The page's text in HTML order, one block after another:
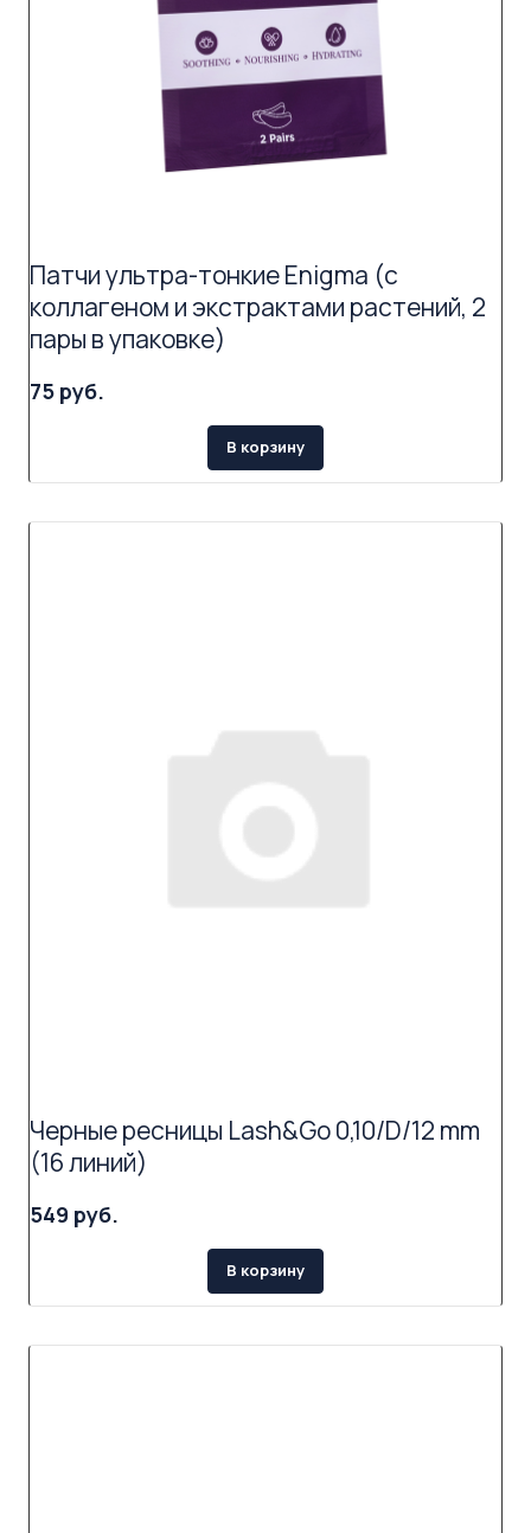
Патчи ультра-тонкие Enigma (с
коллагеном и экстрактами растений, 2
пары в упаковке)
75 руб.
В корзину
Черные ресницы Lash&Go 0,10/D/12 mm
(16 линий)
549 руб.
В корзину